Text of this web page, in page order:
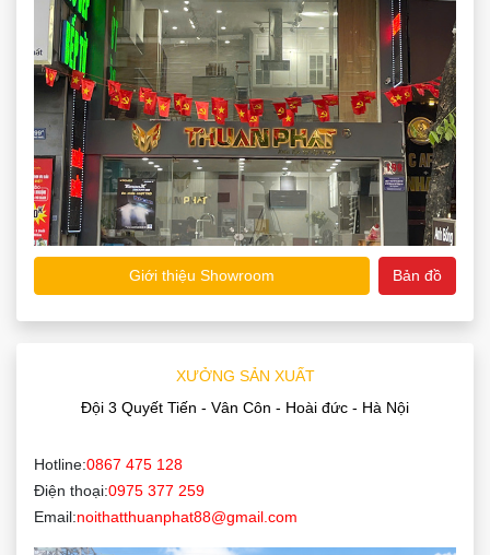
Giới thiệu Showroom Bản đồ
XƯỞNG SẢN XUẤT
Đội 3 Quyết Tiến - Vân Côn - Hoài đức - Hà Nội
Hotline:0867 475 128
Điện thoại:0975 377 259
Email:noithatthuanphat88@gmail.com